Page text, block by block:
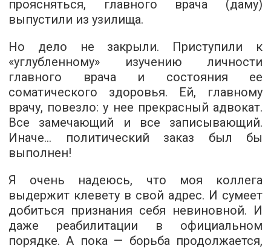
проясняться, главного врача (даму)
выпустили из узилища.
Но дело не закрыли. Приступили к
«углубленному» изучению личности
главного врача и состояния ее
соматического здоровья. Ей, главному
врачу, повезло: у нее прекрасный адвокат.
Все замечающий и все записывающий.
Иначе… политический заказ был бы
выполнен!
Я очень надеюсь, что моя коллега
выдержит клевету в свой адрес. И сумеет
добиться признания себя невиновной. И
даже реабилитации в официальном
порядке. А пока — борьба продолжается,